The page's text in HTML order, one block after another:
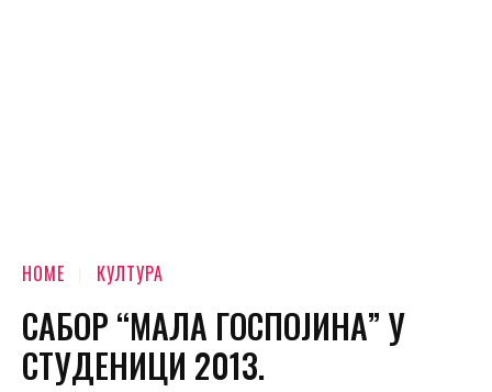
HOME КУЛТУРА
САБОР “МАЛА ГОСПОЈИНА” У
СТУДЕНИЦИ 2013.